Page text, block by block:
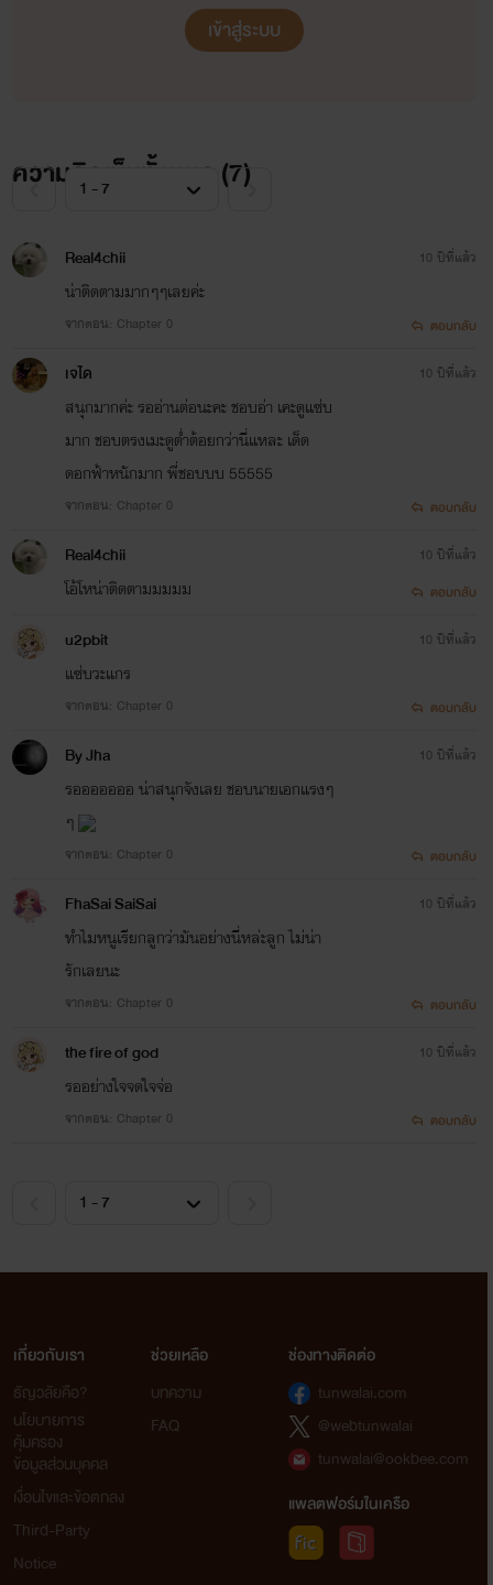
แกมันไอ้สารเลว คิดหรือว่าฉันจะยอมแกง่ายๆ
กดติดตามกันเยอะๆนะคะ
ไรเตอร์แม่นางตัวอ้วน
ไรเตอร์แม่นางตัวอ้วน
เข้าสู่ระบบ
ความคิดเห็นทั้งหมด (7)
Real4chii
น่าติดตามมากๆๆเลยค่ะ
จากตอน: Chapter 0
10 ปีที่แล้ว
ตอบกลับ
เจได
สนุกมากค่ะ รออ่านต่อนะคะ ชอบอ่า เคะดูแซ่บ
มาก ชอบตรงเมะดูต่ำต้อยกว่านี่แหละ เด็ด
ดอกฟ้าหนักมาก พี่ชอบบบ 55555
จากตอน: Chapter 0
10 ปีที่แล้ว
ตอบกลับ
Real4chii
โอ้โหน่าติดตามมมมม
10 ปีที่แล้ว
ตอบกลับ
u2pbit
แซ่บวะแกร
จากตอน: Chapter 0
10 ปีที่แล้ว
ตอบกลับ
By Jha
รอออออออ น่าสนุกจังเลย ชอบนายเอกแรงๆ
ๆ
จากตอน: Chapter 0
10 ปีที่แล้ว
ตอบกลับ
FhaSai SaiSai
ทำไมหนูเรียกลูกว่ามันอย่างนี่หล่ะลูก ไม่น่า
รักเลยนะ
จากตอน: Chapter 0
10 ปีที่แล้ว
ตอบกลับ
the fire of god
รออย่างใจจดใจจ่อ
จากตอน: Chapter 0
10 ปีที่แล้ว
ตอบกลับ
เกี่ยวกับเรา
ธัญวลัยคือ?
นโยบายการ
คุ้มครอง
ข้อมูลส่วนบุคคล
เงื่อนไขและข้อตกลง
Third-Party
Notice
ช่วยเหลือ
บทความ
FAQ
ช่องทางติดต่อ
tunwalai.com
@webtunwalai
tunwalai@ookbee.com
แพลตฟอร์มในเครือ